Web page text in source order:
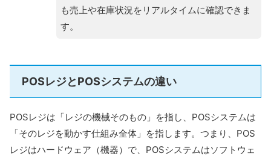
も売上や在庫状況をリアルタイムに確認できま
す。
POSレジとPOSシステムの違い
POSレジは「レジの機械そのもの」を指し、POSシステムは
「そのレジを動かす仕組み全体」を指します。つまり、POS
レジはハードウェア（機器）で、POSシステムはソフトウェ